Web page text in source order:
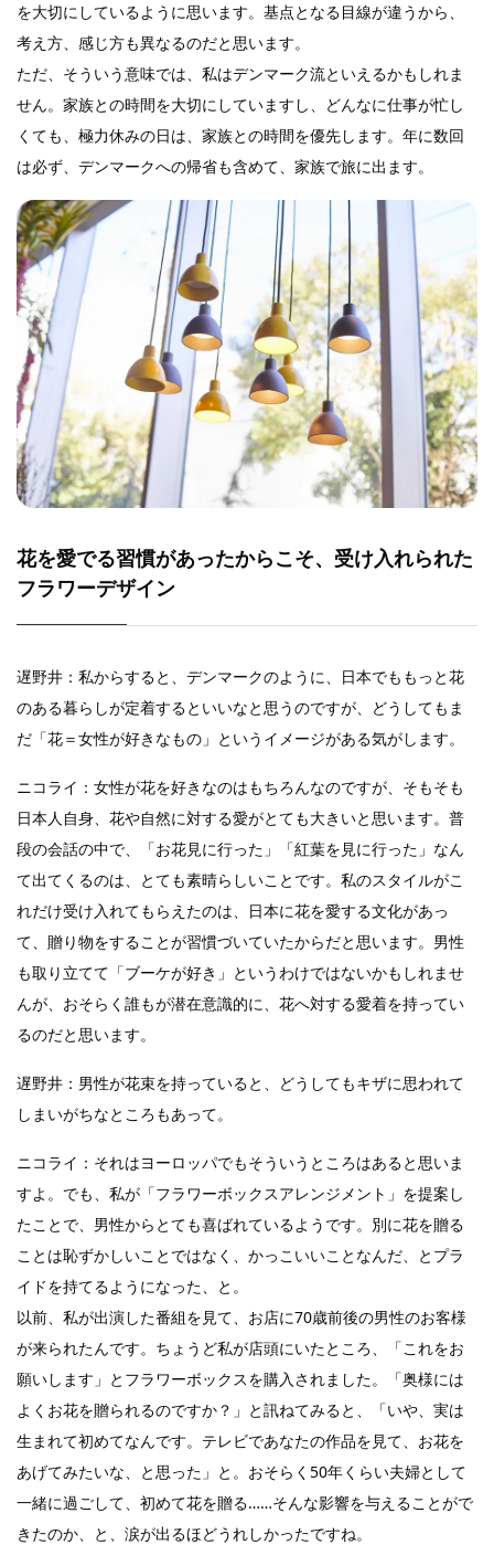
を大切にしているように思います。基点となる目線が違うから、
考え方、感じ方も異なるのだと思います。
ただ、そういう意味では、私はデンマーク流といえるかもしれま
せん。家族との時間を大切にしていますし、どんなに仕事が忙し
くても、極力休みの日は、家族との時間を優先します。年に数回
は必ず、デンマークへの帰省も含めて、家族で旅に出ます。
花を愛でる習慣があったからこそ、受け入れられた
フラワーデザイン
遅野井：私からすると、デンマークのように、日本でももっと花
のある暮らしが定着するといいなと思うのですが、どうしてもま
だ「花＝女性が好きなもの」というイメージがある気がします。
ニコライ：女性が花を好きなのはもちろんなのですが、そもそも
日本人自身、花や自然に対する愛がとても大きいと思います。普
段の会話の中で、「お花見に行った」「紅葉を見に行った」なん
て出てくるのは、とても素晴らしいことです。私のスタイルがこ
れだけ受け入れてもらえたのは、日本に花を愛する文化があっ
て、贈り物をすることが習慣づいていたからだと思います。男性
も取り立てて「ブーケが好き」というわけではないかもしれませ
んが、おそらく誰もが潜在意識的に、花へ対する愛着を持ってい
るのだと思います。
遅野井：男性が花束を持っていると、どうしてもキザに思われて
しまいがちなところもあって。
ニコライ：それはヨーロッパでもそういうところはあると思いま
すよ。でも、私が「フラワーボックスアレンジメント」を提案し
たことで、男性からとても喜ばれているようです。別に花を贈る
ことは恥ずかしいことではなく、かっこいいことなんだ、とプラ
イドを持てるようになった、と。
以前、私が出演した番組を見て、お店に70歳前後の男性のお客様
が来られたんです。ちょうど私が店頭にいたところ、「これをお
願いします」とフラワーボックスを購入されました。「奥様には
よくお花を贈られるのですか？」と訊ねてみると、「いや、実は
生まれて初めてなんです。テレビであなたの作品を見て、お花を
あげてみたいな、と思った」と。おそらく50年くらい夫婦として
一緒に過ごして、初めて花を贈る……そんな影響を与えることがで
きたのか、と、涙が出るほどうれしかったですね。